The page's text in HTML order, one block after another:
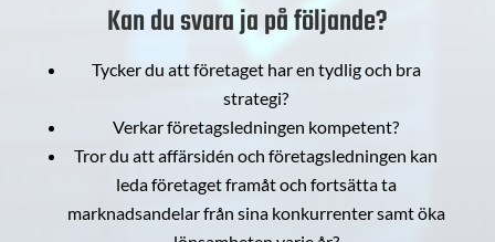
Kan du svara ja på följande?
Tycker du att företaget har en tydlig och bra
strategi?
Verkar företagsledningen kompetent?
Tror du att affärsidén och företagsledningen kan
leda företaget framåt och fortsätta ta
marknadsandelar från sina konkurrenter samt öka